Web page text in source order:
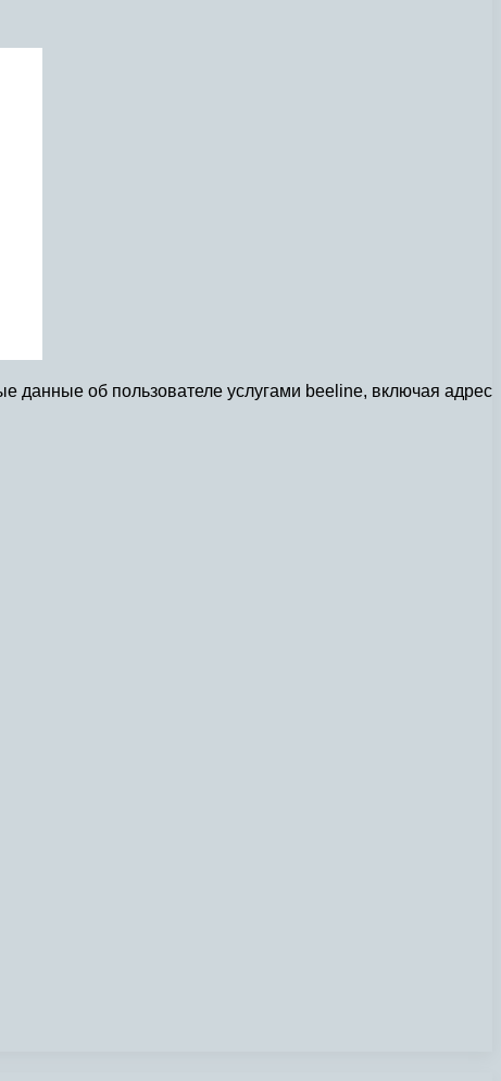
данные об пользователе услугами beeline, включая адрес